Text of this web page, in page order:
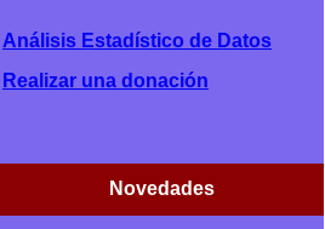
Análisis Estadístico de Datos
Realizar una donación
Novedades